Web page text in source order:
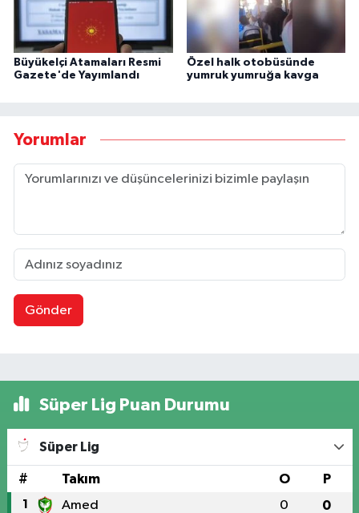
Büyükelçi Atamaları Resmi
Gazete'de Yayımlandı
Özel halk otobüsünde
yumruk yumruğa kavga
Yorumlar
Gönder
Süper Lig Puan Durumu
Süper Lig
# Takım O P
1 Amed 0 0